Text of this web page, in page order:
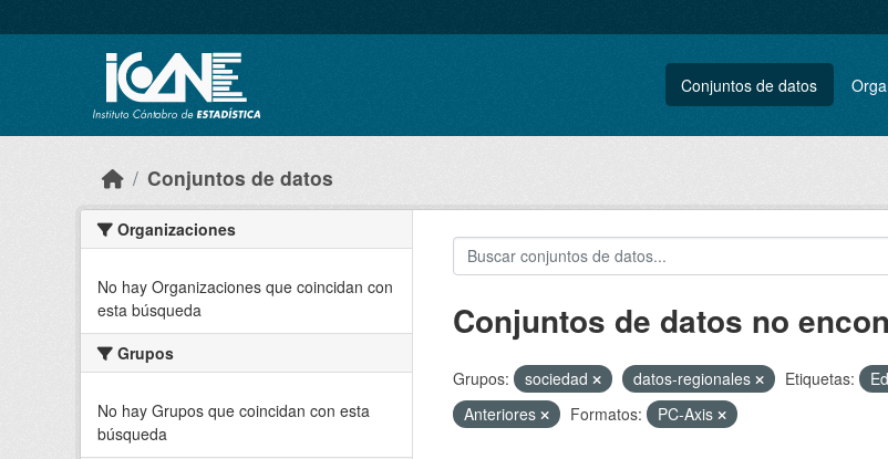
Conjuntos de datos
Conjuntos de datos
Organizaciones
No hay Organizaciones que coincidan con
esta búsqueda
Grupos
No hay Grupos que coincidan con esta
búsqueda
Conjuntos de datos no
Grupos: sociedad datos-regionales Etiquetas:
Anteriores
Formatos: PC-Axis